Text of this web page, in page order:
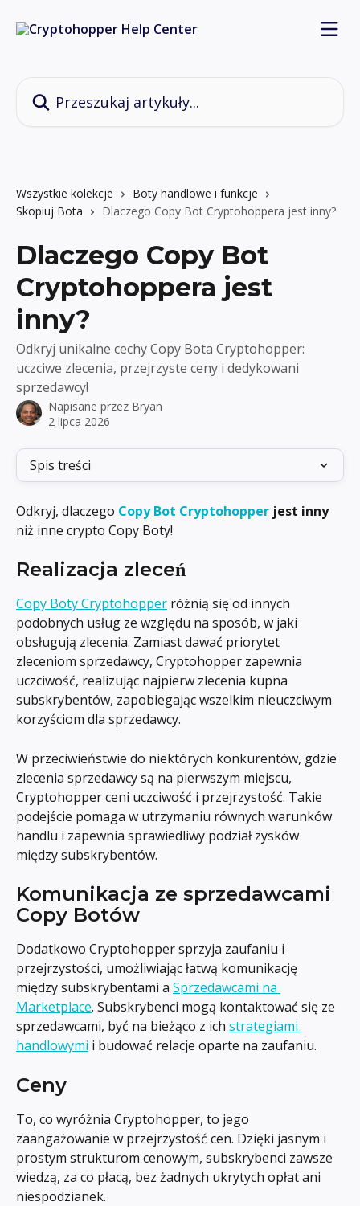
Wszystkie kolekcje
Boty handlowe i funkcje
Skopiuj Bota
Dlaczego Copy Bot Cryptohoppera jest inny?
Dlaczego Copy Bot
Cryptohoppera jest
inny?
Odkryj unikalne cechy Copy Bota Cryptohopper:
uczciwe zlecenia, przejrzyste ceny i dedykowani
sprzedawcy!
Napisane przez Bryan
2 lipca 2026
Spis treści
Odkryj, dlaczego Copy Bot Cryptohopper jest inny
niż inne crypto Copy Boty!
Realizacja zleceń
Copy Boty Cryptohopper różnią się od innych
podobnych usług ze względu na sposób, w jaki
obsługują zlecenia. Zamiast dawać priorytet
zleceniom sprzedawcy, Cryptohopper zapewnia
uczciwość, realizując najpierw zlecenia kupna
subskrybentów, zapobiegając wszelkim nieuczciwym
korzyściom dla sprzedawcy.
W przeciwieństwie do niektórych konkurentów, gdzie
zlecenia sprzedawcy są na pierwszym miejscu,
Cryptohopper ceni uczciwość i przejrzystość. Takie
podejście pomaga w utrzymaniu równych warunków
handlu i zapewnia sprawiedliwy podział zysków
między subskrybentów.
Komunikacja ze sprzedawcami
Copy Botów
Dodatkowo Cryptohopper sprzyja zaufaniu i
przejrzystości, umożliwiając łatwą komunikację
między subskrybentami a Sprzedawcami na
Marketplace. Subskrybenci mogą kontaktować się ze
sprzedawcami, być na bieżąco z ich strategiami
handlowymi i budować relacje oparte na zaufaniu.
Ceny
To, co wyróżnia Cryptohopper, to jego
zaangażowanie w przejrzystość cen. Dzięki jasnym i
prostym strukturom cenowym, subskrybenci zawsze
wiedzą, za co płacą, bez żadnych ukrytych opłat ani
niespodzianek.